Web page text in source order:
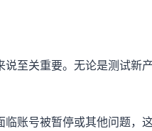
至关重要。无论是测试新
账号被暂停或其他问题，